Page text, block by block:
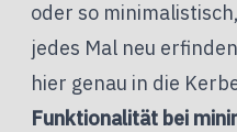
oder so
jedes Mal neu
hier genau in die
Funktionalität bei